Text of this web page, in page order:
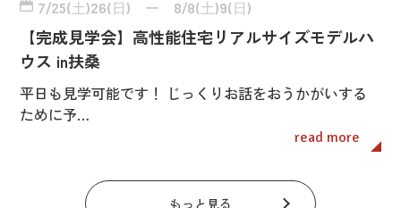
7/25(土)26(日) ー 8/8(土)9(日)
【完成見学会】高性能住宅リアルサイズモデルハ
ウス in扶桑
平日も見学可能です！ じっくりお話をおうかがいする
ために予…
read more
もっと見る